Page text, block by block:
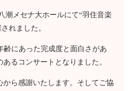
潮メセナ大ホールにて“羽住音楽
れました。
齢にあった完成度と面白さがあ
るコンサートとなりました。
から感謝いたします。そしてご協